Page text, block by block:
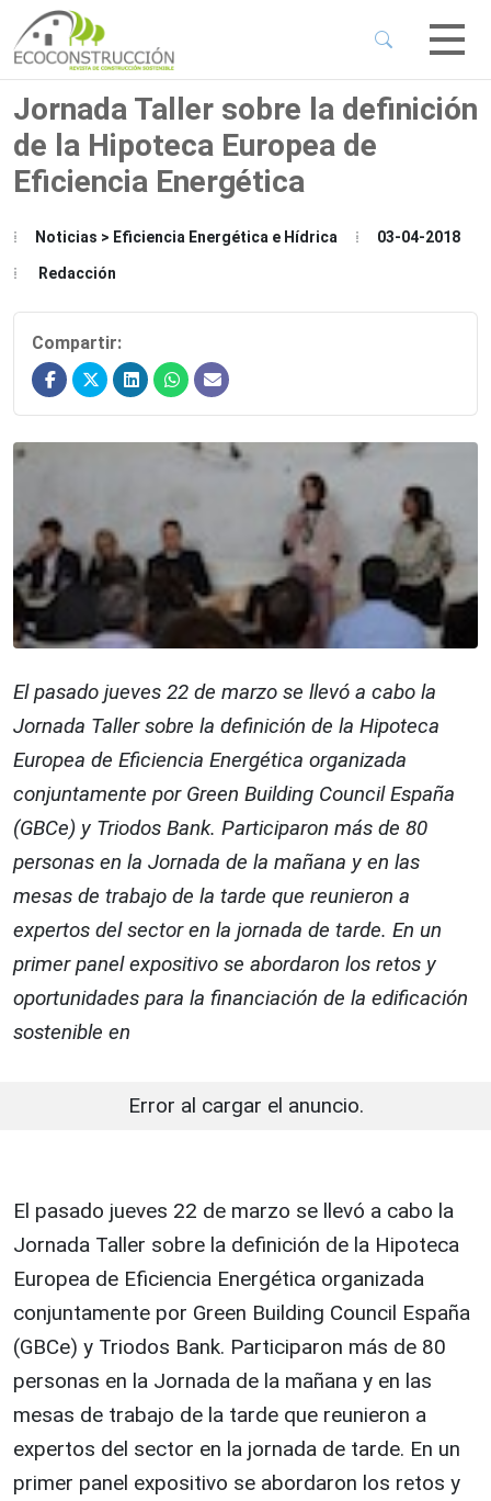
Menu
Menu
Jornada Taller sobre la definición
de la Hipoteca Europea de
Eficiencia Energética
Noticias > Eficiencia Energética e Hídrica 03-04-2018
Redacción
Compartir:
El pasado jueves 22 de marzo se llevó a cabo la
Jornada Taller sobre la definición de la Hipoteca
Europea de Eficiencia Energética organizada
conjuntamente por Green Building Council España
(GBCe) y Triodos Bank. Participaron más de 80
personas en la Jornada de la mañana y en las
mesas de trabajo de la tarde que reunieron a
expertos del sector en la jornada de tarde. En un
primer panel expositivo se abordaron los retos y
oportunidades para la financiación de la edificación
sostenible en
Error al cargar el anuncio.
El pasado jueves 22 de marzo se llevó a cabo la
Jornada Taller sobre la definición de la Hipoteca
Europea de Eficiencia Energética organizada
conjuntamente por Green Building Council España
(GBCe) y Triodos Bank. Participaron más de 80
personas en la Jornada de la mañana y en las
mesas de trabajo de la tarde que reunieron a
expertos del sector en la jornada de tarde. En un
primer panel expositivo se abordaron los retos y